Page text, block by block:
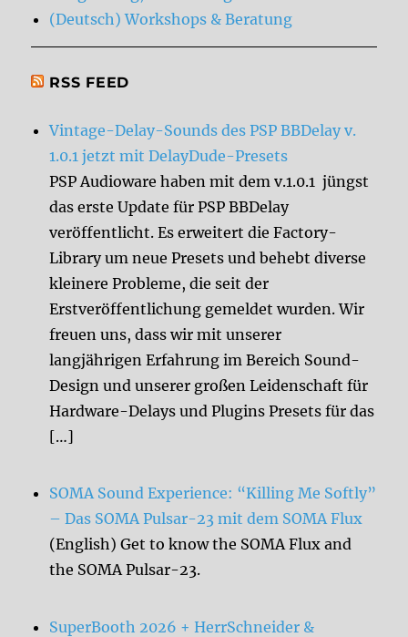
(Deutsch) Workshops & Beratung
RSS FEED
Vintage-Delay-Sounds des PSP BBDelay v.
1.0.1 jetzt mit DelayDude-Presets
PSP Audioware haben mit dem v.1.0.1 jüngst
das erste Update für PSP BBDelay
veröffentlicht. Es erweitert die Factory-
Library um neue Presets und behebt diverse
kleinere Probleme, die seit der
Erstveröffentlichung gemeldet wurden. Wir
freuen uns, dass wir mit unserer
langjährigen Erfahrung im Bereich Sound-
Design und unserer großen Leidenschaft für
Hardware-Delays und Plugins Presets für das
[…]
SOMA Sound Experience: “Killing Me Softly”
– Das SOMA Pulsar-23 mit dem SOMA Flux
(English) Get to know the SOMA Flux and
the SOMA Pulsar-23.
SuperBooth 2026 + HerrSchneider &